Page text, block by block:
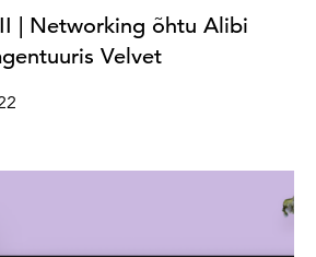
| Networking õhtu Alibi
Velvet